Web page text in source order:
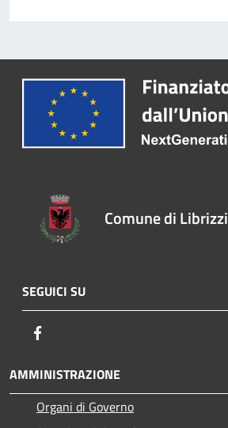
Comune di Librizzi
SEGUICI SU
AMMINISTRAZIONE
Organi di Governo